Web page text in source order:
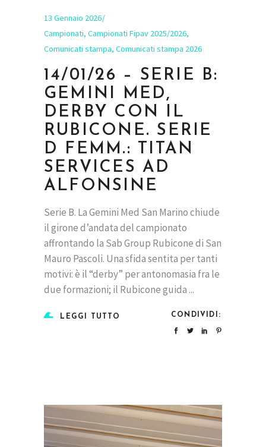
13 Gennaio 2026
Campionati, Campionati Fipav 2025/2026,
Comunicati stampa, Comunicati stampa 2026
14/01/26 – SERIE B:
GEMINI MED,
DERBY CON IL
RUBICONE. SERIE
D FEMM.: TITAN
SERVICES AD
ALFONSINE
Serie B. La Gemini Med San Marino chiude
il girone d’andata del campionato
affrontando la Sab Group Rubicone di San
Mauro Pascoli. Una sfida sentita per tanti
motivi: è il “derby” per antonomasia fra le
due formazioni; il Rubicone guida
LEGGI TUTTO CONDIVIDI: